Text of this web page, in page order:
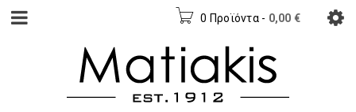
0 Προϊόντα - 0,00 €